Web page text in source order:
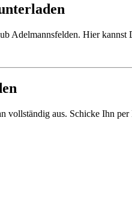
Adelmannsfelden. Hier
vollständig aus. Schicke Ihn